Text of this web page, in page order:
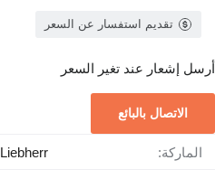
تقديم استفسار عن السعر
أرسل إشعار عند تغير السعر
الاتصال بالبائع
الماركة: Liebherr